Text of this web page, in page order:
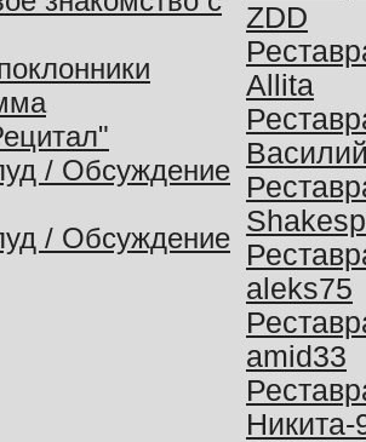
/ Обсуждение
/ Обсуждение
ZDD
Allita
aleks75
amid33
Никита-